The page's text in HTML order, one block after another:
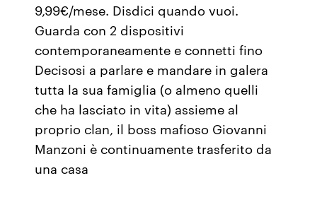
9,99€/mese. Disdici quando vuoi.
Guarda con 2 dispositivi
contemporaneamente e connetti fino
Decisosi a parlare e mandare in galera
tutta la sua famiglia (o almeno quelli
che ha lasciato in vita) assieme al
proprio clan, il boss mafioso Giovanni
Manzoni è continuamente trasferito da
una casa